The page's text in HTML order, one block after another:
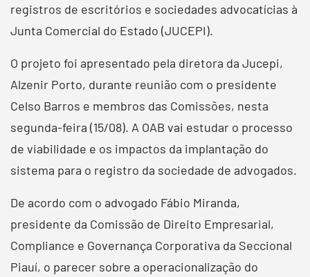
registros de escritórios e sociedades advocatícias à
Junta Comercial do Estado (JUCEPI).
O projeto foi apresentado pela diretora da Jucepi,
Alzenir Porto, durante reunião com o presidente
Celso Barros e membros das Comissões, nesta
segunda-feira (15/08). A OAB vai estudar o processo
de viabilidade e os impactos da implantação do
sistema para o registro da sociedade de advogados.
De acordo com o advogado Fábio Miranda,
presidente da Comissão de Direito Empresarial,
Compliance e Governança Corporativa da Seccional
Piauí, o parecer sobre a operacionalização do